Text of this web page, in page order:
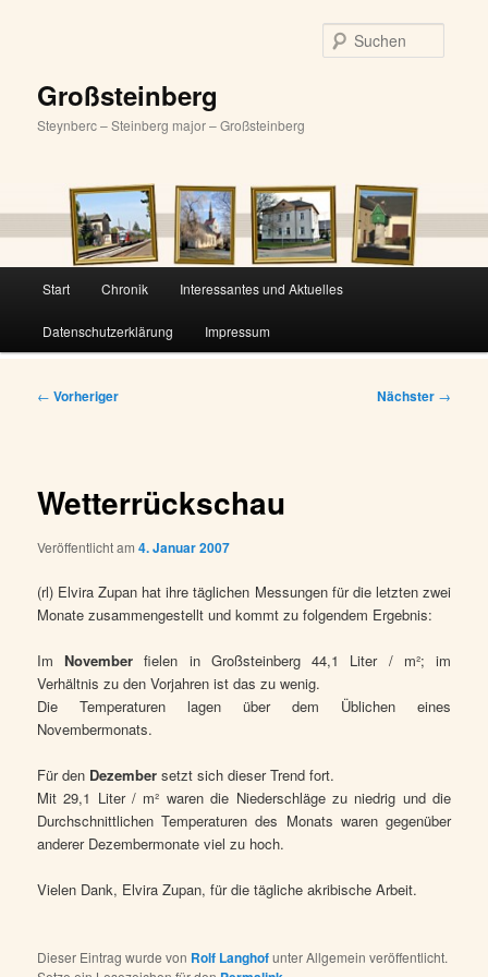
Großsteinberg
Steynberc – Steinberg major – Großsteinberg
Start Chronik Interessantes und Aktuelles
Datenschutzerklärung Impressum
Beitragsnavigation
← Vorheriger Nächster →
Wetterrückschau
Veröffentlicht am4. Januar 2007
(rl) Elvira Zupan hat ihre täglichen Messungen für die letzten zwei
Monate zusammengestellt und kommt zu folgendem Ergebnis:
ImNovember fielen in Großsteinberg 44,1 Liter / m²; im
Verhältnis zu den Vorjahren ist das zu wenig.
Die Temperaturen lagen über dem Üblichen eines
Novembermonats.
Für den Dezember setzt sich dieser Trend fort.
Mit 29,1 Liter / m² waren die Niederschläge zu niedrig und die
Durchschnittlichen Temperaturen des Monats waren gegenüber
anderer Dezembermonate viel zu hoch.
Vielen Dank, Elvira Zupan, für die tägliche akribische Arbeit.
Dieser Eintrag wurde von Rolf Langhofunter Allgemein veröffentlicht.